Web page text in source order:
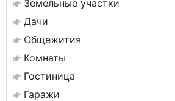
Земельные участки
Дачи
Общежития
Комнаты
Гостиница
Гаражи